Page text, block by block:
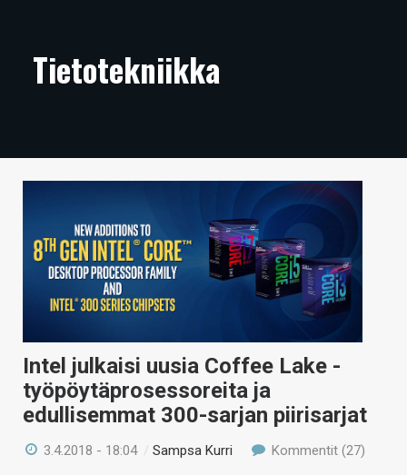
ARTIKKELIT
TECHBBS
HINTA.FI
KAUPPA
VAIHDA TEEMA
HAKU
Tietotekniikka
Intel julkaisi uusia Coffee Lake -
työpöytäprosessoreita ja
edullisemmat 300-sarjan piirisarjat
3.4.2018 - 18:04 /Sampsa Kurri Kommentit (27)